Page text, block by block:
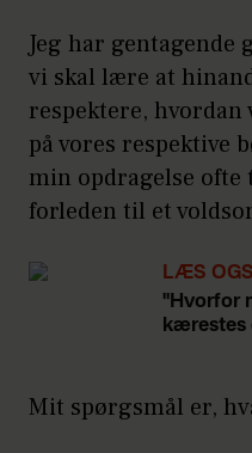
Jeg har gentagende
vi skal lære at
respektere,
på vores respektive
min opdragelse
forleden til et
LÆS
"Hvorfor
kærestes
Mit spørgsmål er,